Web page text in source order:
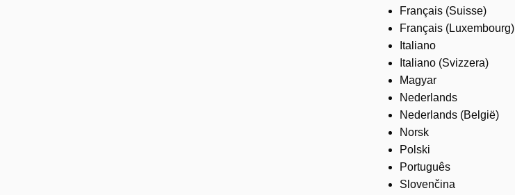
Français (Suisse)
Français (Luxembourg)
Italiano
Italiano (Svizzera)
Magyar
Nederlands
Nederlands (België)
Norsk
Polski
Português
Slovenčina